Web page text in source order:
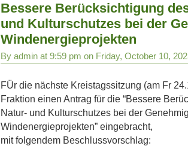
Bessere Berücksichtigung
und Kulturschutzes bei der
Windenergieprojekten
By admin at 9:59 pm on Friday, October 10,
FÜr die nächste Kreistagssitzung (am Fr
Fraktion einen Antrag für die “Bessere
Natur- und Kulturschutzes bei der
Windenergieprojekten” eingebracht,
mit folgendem Beschlussvorschlag: